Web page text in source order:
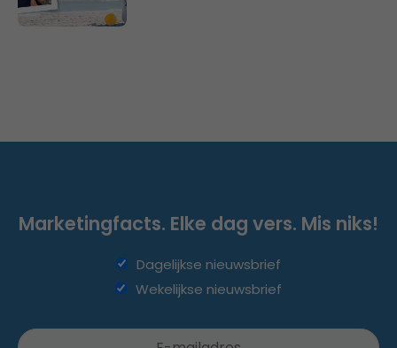
Marketingfacts. Elke dag vers. Mis niks!
Dagelijkse nieuwsbrief
Wekelijkse nieuwsbrief